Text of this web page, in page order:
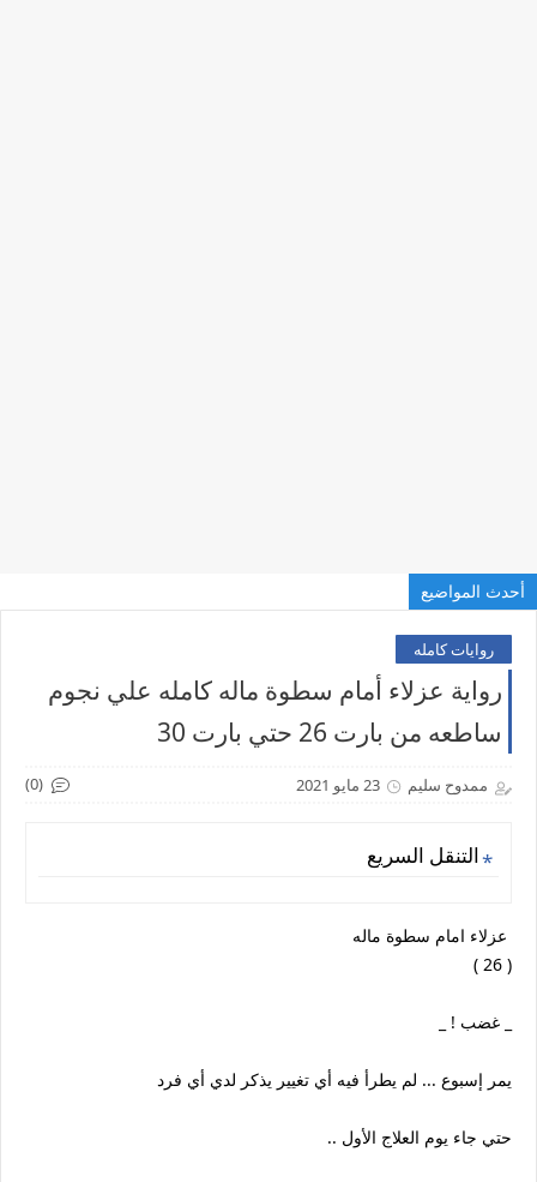
أحدث المواضيع
روايات كامله
رواية عزلاء أمام سطوة ماله كامله علي نجوم
ساطعه من بارت 26 حتي بارت 30
ممدوح سليم 23 مايو 2021 (0)
التنقل السريع
عزلاء امام سطوة ماله
( 26 )
_ غضب ! _
يمر إسبوع ... لم يطرأ فيه أي تغيير يذكر لدي أي فرد
حتي جاء يوم العلاج الأول ..